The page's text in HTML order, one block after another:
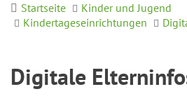
Startseite
Kinder und Jugend
Kindertageseinrichtungen
Digitale